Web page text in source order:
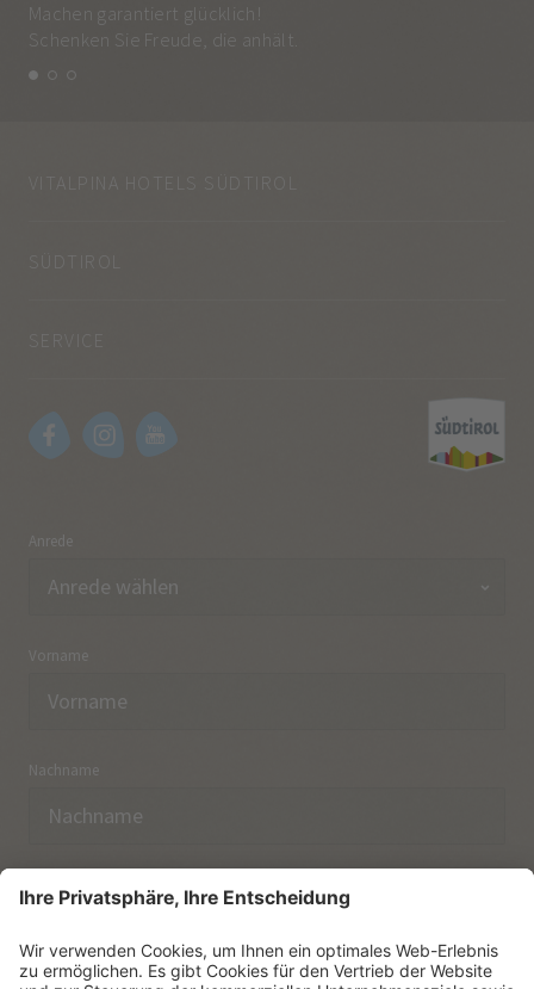
Machen garantiert glücklich!
Schenken Sie Freude, die anhält.
VITALPINA HOTELS SÜDTIROL
SÜDTIROL
Anrede
Vorname
Nachname